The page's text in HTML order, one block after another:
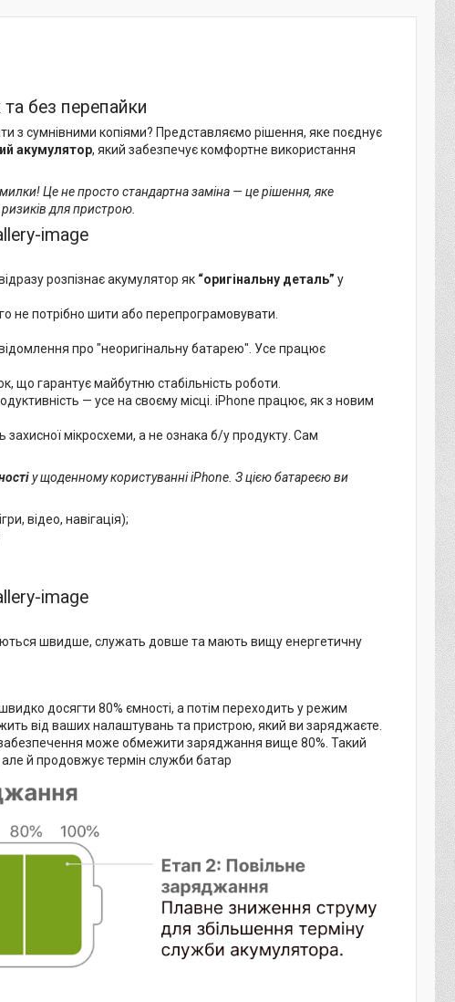
без перепайки
з сумнівними копіями? Представляємо рішення, яке поєднує
акумулятор, який забезпечує комфортне використання
! Це не просто стандартна заміна — це рішення, яке
для пристрою.
розпізнає акумулятор як “оригінальну деталь” у
не потрібно шити або перепрограмовувати.
про "неоригінальну батарею". Усе працює
що гарантує майбутню стабільність роботи.
— усе на своєму місці. iPhone працює, як з новим
захисної мікросхеми, а не ознака б/у продукту. Сам
у щоденному користуванні iPhone. З цією батареєю ви
відео, навігація);
швидше, служать довше та мають вищу енергетичну
досягти 80% ємності, а потім переходить у режим
від ваших налаштувань та пристрою, який ви заряджаєте.
може обмежити заряджання вище 80%. Такий
й продовжує термін служби батар